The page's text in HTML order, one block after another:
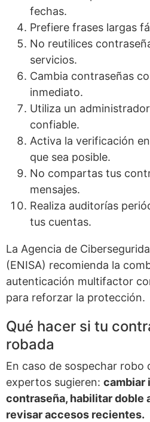
fechas.
Prefiere frases largas
No reutilices
servicios.
Cambia contraseñas
inmediato.
Utiliza un
confiable.
Activa la verificación
que sea posible.
No compartas tus
mensajes.
Realiza auditorías
tus cuentas.
La Agencia de
(ENISA) recomienda la
autenticación multifactor
para reforzar la protección.
Qué hacer si tu
robada
En caso de sospechar robo
expertos sugieren: cambiar
contraseña, habilitar doble
revisar accesos recientes.